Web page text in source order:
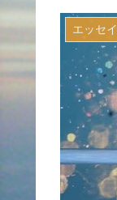
エッセイ